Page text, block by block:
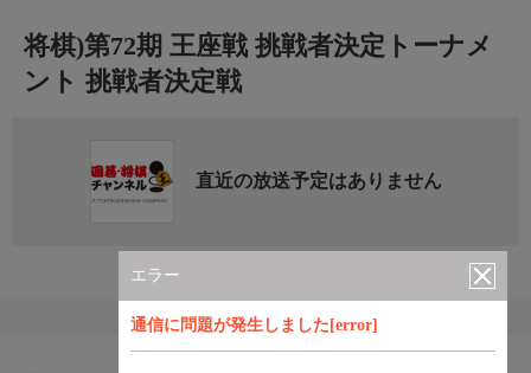
エラー
通信に問題が発生しました[error]
将棋)第72期 王座戦 挑戦者決定トーナメ
ント 挑戦者決定戦
直近の放送予定はありません